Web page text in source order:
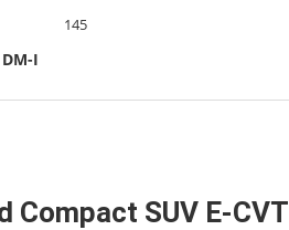
145
DM-I
Compact SUV E-CVT